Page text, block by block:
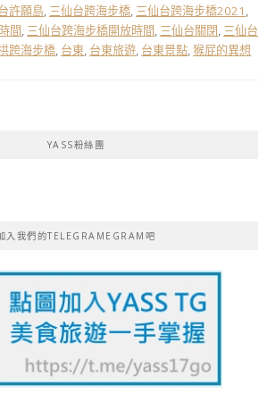
許願島 三仙台跨海步橋 三仙台跨海步橋2021
間 三仙台跨海步橋開放時間 三仙台關閉 三仙台
跨海步橋 台東 台東旅遊 台東景點 猴屁的異想
YASS粉絲團
入我們的TELEGRAMEGRAM吧